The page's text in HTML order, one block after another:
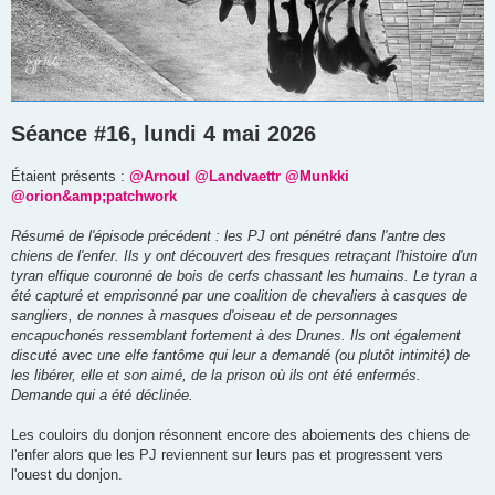
Séance #16, lundi 4 mai 2026
Étaient présents : @Arnoul @Landvaettr @Munkki
@orion&amp;patchwork
Résumé de l'épisode précédent : les PJ ont pénétré dans l'antre des
chiens de l'enfer. Ils y ont découvert des fresques retraçant l'histoire d'un
tyran elfique couronné de bois de cerfs chassant les humains. Le tyran a
été capturé et emprisonné par une coalition de chevaliers à casques de
sangliers, de nonnes à masques d'oiseau et de personnages
encapuchonés ressemblant fortement à des Drunes. Ils ont également
discuté avec une elfe fantôme qui leur a demandé (ou plutôt intimité) de
les libérer, elle et son aimé, de la prison où ils ont été enfermés.
Demande qui a été déclinée.
Les couloirs du donjon résonnent encore des aboiements des chiens de
l'enfer alors que les PJ reviennent sur leurs pas et progressent vers
l'ouest du donjon.